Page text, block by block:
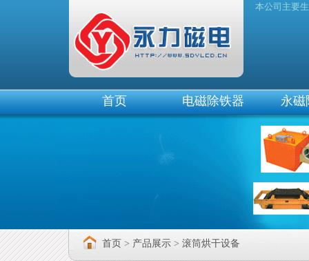
除铁器
本公司主要
首页 电磁除铁器 永磁
首页 > 产品展示 > 滚筒烘干设备